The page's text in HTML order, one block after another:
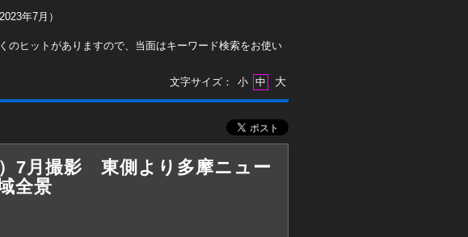
年7月）
のヒットがありますので、当面はキーワード検索をお使い
文字サイズ：
小 中 大
7月撮影 東側より多摩ニュー
全景